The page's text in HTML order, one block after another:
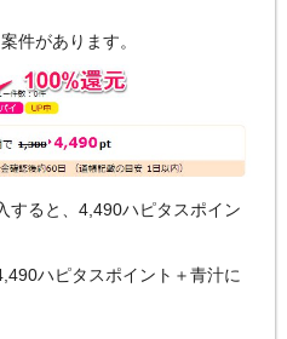
件があります。
すると、4,490ハピタスポイン
ハピタスポイント＋青汁に